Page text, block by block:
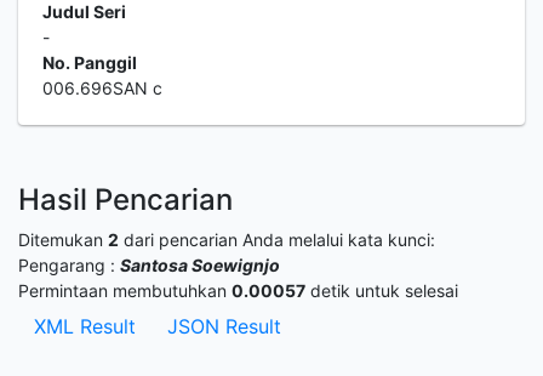
Judul Seri
-
No. Panggil
006.696SAN c
Hasil Pencarian
Ditemukan 2 dari pencarian Anda melalui kata kunci:
Pengarang : Santosa Soewignjo
Permintaan membutuhkan 0.00057 detik untuk selesai
XML Result JSON Result